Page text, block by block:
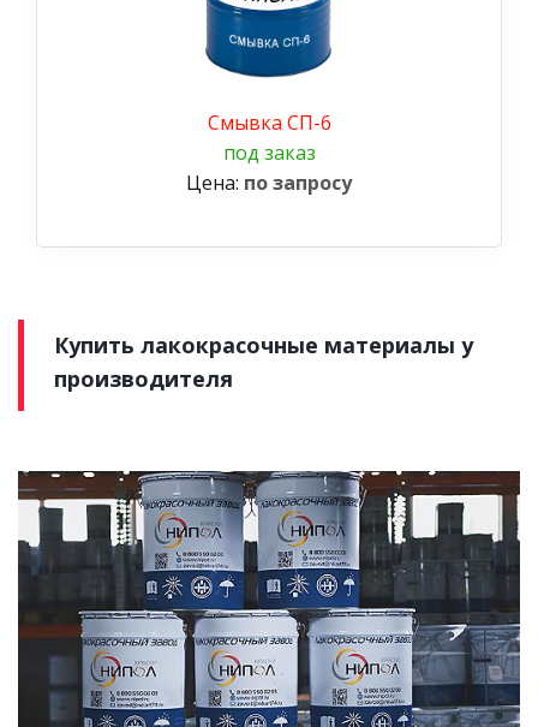
Смывка СП-6
под заказ
Цена: по запросу
Купить лакокрасочные материалы у
производителя